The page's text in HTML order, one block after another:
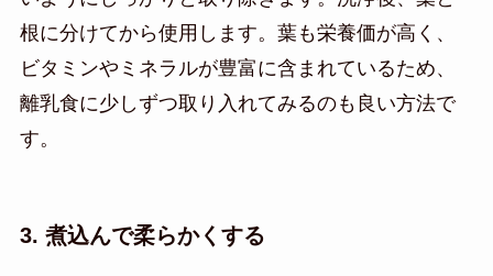
根に分けてから使用します。葉も栄養価が高く、
ビタミンやミネラルが豊富に含まれているため、
離乳食に少しずつ取り入れてみるのも良い方法で
す。
3. 煮込んで柔らかくする